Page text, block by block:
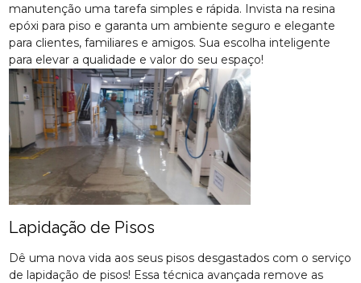
manutenção uma tarefa simples e rápida. Invista na resina
epóxi para piso e garanta um ambiente seguro e elegante
para clientes, familiares e amigos. Sua escolha inteligente
para elevar a qualidade e valor do seu espaço!
Lapidação de Pisos
Dê uma nova vida aos seus pisos desgastados com o serviço
de lapidação de pisos! Essa técnica avançada remove as